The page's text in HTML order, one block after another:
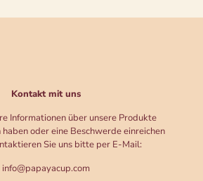
Kontakt mit uns
Informationen über unsere Produkte
oder eine Beschwerde einreichen
Sie uns bitte per E-Mail:
info@papayacup.com